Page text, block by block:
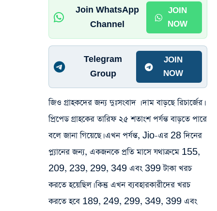
Join WhatsApp
Channel
JOIN
NOW
Telegram
Group
JOIN
NOW
জিও গ্রাহকদের জন্য দুঃসংবাদ‌ । দাম বাড়ছে রিচার্জের।
প্রিপেড গ্রাহকের তারিফ ২৫ শতাংশ পর্যন্ত বাড়তে পারে
বলে জানা গিয়েছে। এখন পর্যন্ত, Jio-এর 28 দিনের
প্ল্যানের জন্য, একজনকে প্রতি মাসে যথাক্রমে 155,
209, 239, 299, 349 এবং 399 টাকা খরচ
করতে হয়েছিল। কিন্তু এখন ব্যবহারকারীদের খরচ
করতে হবে 189, 249, 299, 349, 399 এবং